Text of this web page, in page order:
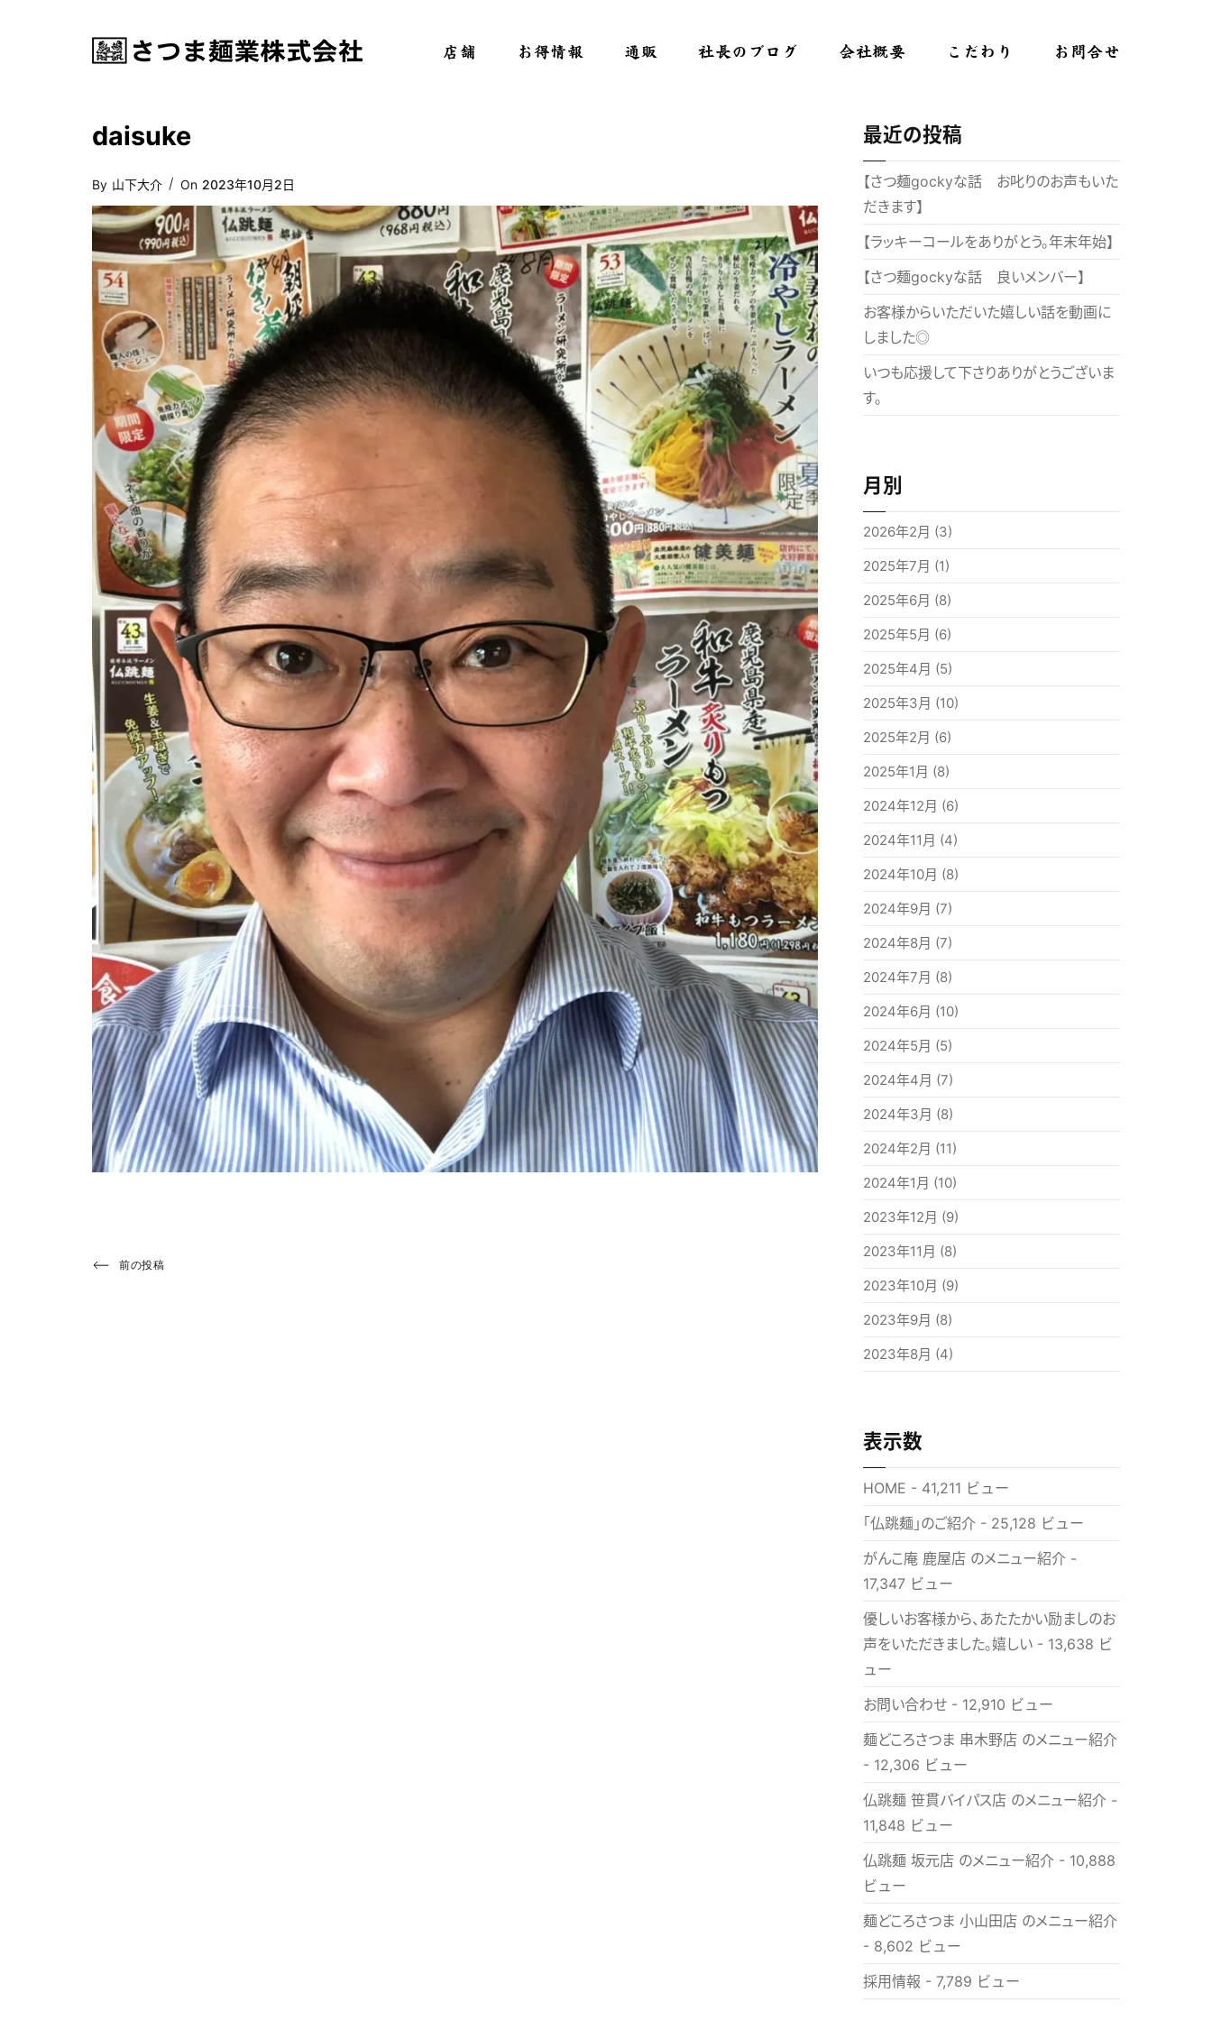
店舗 お得情報 通販 社長のブログ 会社概要 こだわり お問合せ
daisuke
By 山下大介
Posted
On
On 2023年10月2日
投
Previous
前の投稿
最近の投稿
【さつ麺gockyな話 お叱りのお声もいた
だきます】
【ラッキーコールをありがとう。年末年始】
【さつ麺gockyな話 良いメンバー】
お客様からいただいた嬉しい話を動画に
しました◎
いつも応援して下さりありがとうございま
す。
月別
2026年2月 (3)
2025年7月 (1)
2025年6月 (8)
2025年5月 (6)
2025年4月 (5)
2025年3月 (10)
2025年2月 (6)
2025年1月 (8)
2024年12月 (6)
2024年11月 (4)
2024年10月 (8)
2024年9月 (7)
2024年8月 (7)
2024年7月 (8)
2024年6月 (10)
2024年5月 (5)
2024年4月 (7)
2024年3月 (8)
2024年2月 (11)
2024年1月 (10)
2023年12月 (9)
2023年11月 (8)
2023年10月 (9)
2023年9月 (8)
2023年8月 (4)
表示数
HOME - 41,211 ビュー
「仏跳麺」のご紹介 - 25,128 ビュー
がんこ庵 鹿屋店 のメニュー紹介 -
17,347 ビュー
優しいお客様から、あたたかい励ましのお
声をいただきました。嬉しい - 13,638 ビ
ュー
お問い合わせ - 12,910 ビュー
麺どころさつま 串木野店 のメニュー紹介
- 12,306 ビュー
仏跳麺 笹貫バイパス店 のメニュー紹介 -
11,848 ビュー
仏跳麺 坂元店 のメニュー紹介 - 10,888
ビュー
麺どころさつま 小山田店 のメニュー紹介
- 8,602 ビュー
採用情報 - 7,789 ビュー